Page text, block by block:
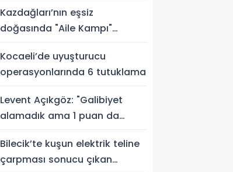
Kazdağları’nın eşsiz
doğasında "Aile Kampı"
Kocaeli’de uyuşturucu
operasyonlarında 6 tutuklama
Levent Açıkgöz: "Galibiyet
alamadık ama 1 puan da
Bilecik’te kuşun elektrik teline
çarpması sonucu çıkan